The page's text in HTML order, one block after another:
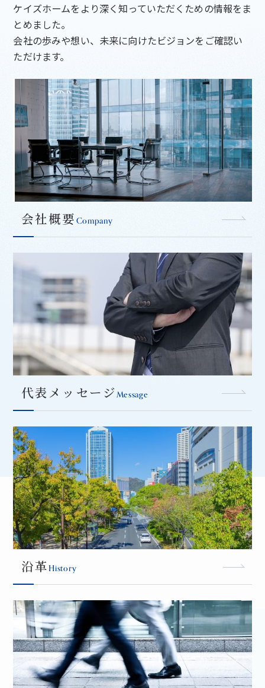
ケイズホームをより深く知っていただくための情報をま
とめました。
会社の歩みや想い、未来に向けたビジョンをご確認い
ただけます。
Company
会社概要
Message
代表メッセージ
History
沿革